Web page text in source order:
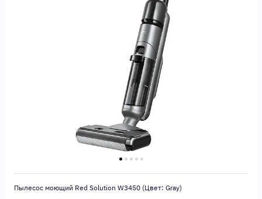
Пылесос моющий Red Solution W3450 (Цвет: Gray)